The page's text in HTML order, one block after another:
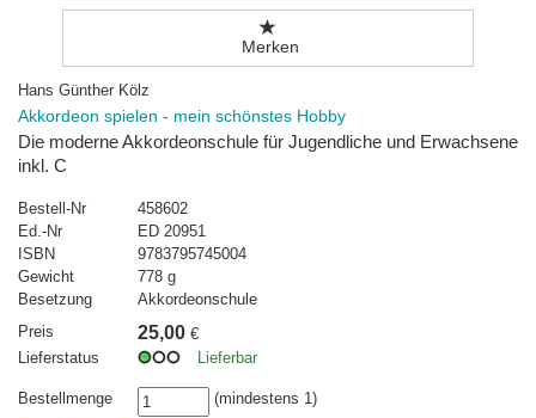
Merken
Hans Günther Kölz
Akkordeon spielen - mein schönstes Hobby
Die moderne Akkordeonschule für Jugendliche und Erwachsene
inkl. C
Bestell-Nr
458602
Ed.-Nr
ED 20951
ISBN
9783795745004
Gewicht
778 g
Besetzung
Akkordeonschule
Preis
25,00 €
Lieferstatus
Lieferbar
Bestellmenge (mindestens 1)